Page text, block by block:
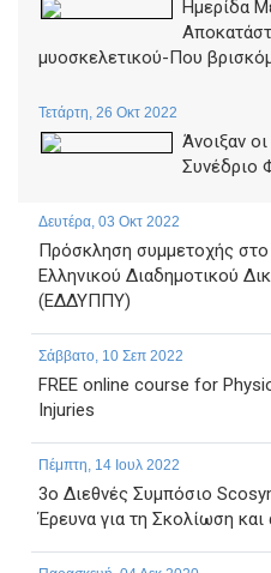
Ημερίδα
μυοσκελετικού-Που
Τετάρτη, 26 Οκτ 2022
Άνοιξαν
Συνέδριο
Δευτέρα, 03 Οκτ 2022
Πρόσκληση συμμετοχής
Ελληνικού Διαδημοτικού
(ΕΔΔΥΠΠΥ)
Σάββατο, 10 Σεπ 2022
FREE online course for
Injuries
Πέμπτη, 14 Ιουλ 2022
3ο Διεθνές Συμπόσιο
Έρευνα για τη Σκολίωση